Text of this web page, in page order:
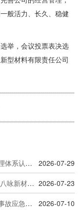
般活力、长久、稳健
举，会议投票表决选
型材料有限责任公司
2026-07-29
证证书
2026-07-23
技术出海链路
2026-07-10
援演练